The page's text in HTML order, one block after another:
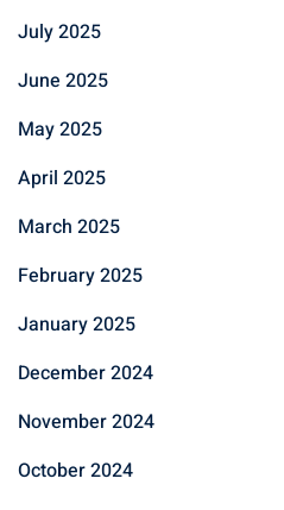
July 2025
June 2025
May 2025
April 2025
March 2025
February 2025
January 2025
December 2024
November 2024
October 2024